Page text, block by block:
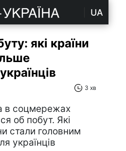
UA
які країни
3 хв
в соцмережах
об побут. Які
стали головним
українців